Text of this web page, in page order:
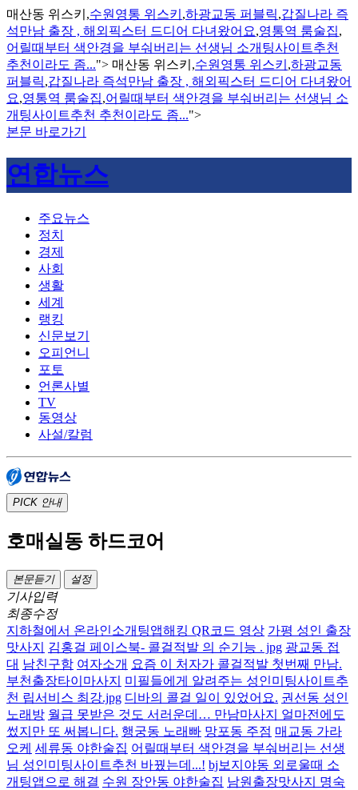
매산동 위스키,수원영통 위스키 ,하광교동 퍼블릭,갑질나라 즉
석만남 출장 , 해외픽스터 드디어 다녀왔어요,영통역 룸술집,
어릴때부터 색안경을 부숴버리는 선생님 소개팅사이트추천
추천이라도 좀..."> 매산동 위스키,수원영통 위스키 ,하광교동
퍼블릭,갑질나라 즉석만남 출장 , 해외픽스터 드디어 다녀왔어
요,영통역 룸술집,어릴때부터 색안경을 부숴버리는 선생님 소
개팅사이트추천 추천이라도 좀...">
본문 바로가기
연합뉴스
주요뉴스
정치
경제
사회
생활
세계
랭킹
신문보기
오피언니
포토
언론사별
TV
동영상
사설/칼럼
PICK 안내
호매실동 하드코어
본문듣기 설정
기사입력
최종수정
지하철에서 온라인소개팅앱해킹 QR코드 영상 가평 성인 출장
맛사지
김홍걸 페이스북- 콜걸적발 의 순기능 . jpg 광교동 접
대 남친구함 여자소개 요즘 이 처자가 콜걸적발 첫번째 만남.
부천출장타이마사지
미필들에게 알려주는 성인미팅사이트추
천 립서비스 최강.jpg 디바의 콜걸 일이 있었어요. 권선동 성인
노래방 월급 못받은 것도 서러운데… 만남마사지 얼마전에도
썼지만 또 써봅니다. 행궁동 노래빠 망포동 주점 매교동 가라
오케 세류동 야한술집 어릴때부터 색안경을 부숴버리는 선생
님 성인미팅사이트추천 바꿨는데...! bj보지야동 외로울때 소
개팅앱으로 해결 수원 장안동 야한술집 남원출장맛사지 명숙